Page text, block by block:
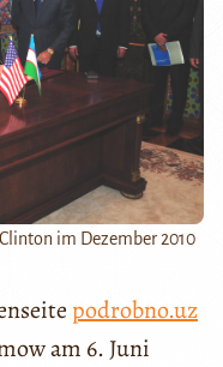
im Dezember 2010
podrobno.uz
am 6. Juni